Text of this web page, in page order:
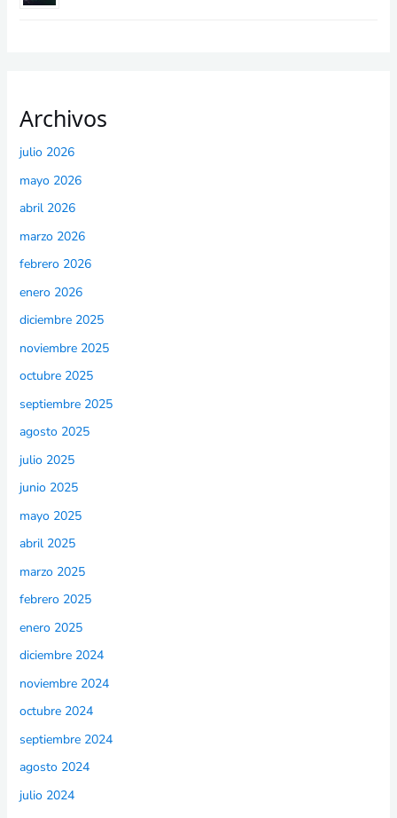
Archivos
julio 2026
mayo 2026
abril 2026
marzo 2026
febrero 2026
enero 2026
diciembre 2025
noviembre 2025
octubre 2025
septiembre 2025
agosto 2025
julio 2025
junio 2025
mayo 2025
abril 2025
marzo 2025
febrero 2025
enero 2025
diciembre 2024
noviembre 2024
octubre 2024
septiembre 2024
agosto 2024
julio 2024